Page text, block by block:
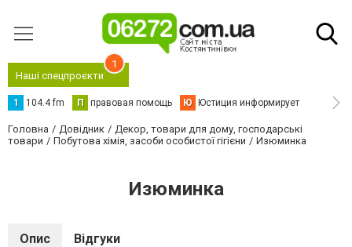
Наші спецпроєкти
1
1 104.4 fm П правовая помощь Ю Юстиция информирует
Головна Довідник
Декор, товари для дому, господарські
товари
Побутова хімія, засоби особистої гігієни Изюминка
Изюминка
Опис Відгуки